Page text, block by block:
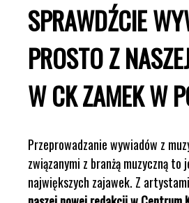
SPRAWDŹCIE
PROSTO Z
W CK ZAMEK W
Przeprowadzanie wywiadów z
związanymi z branżą muzyczną to
największych zajawek. Z